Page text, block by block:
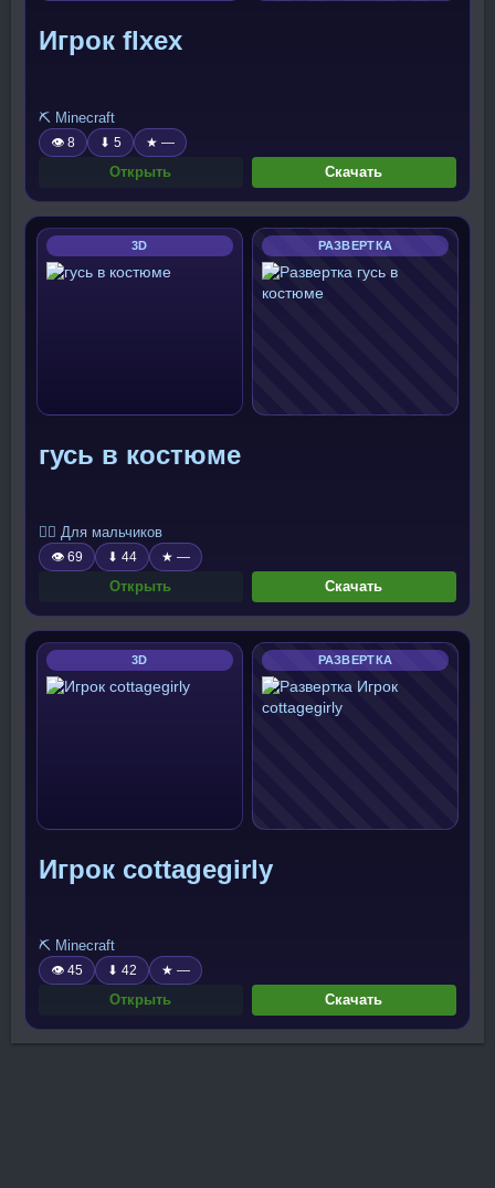
Игрок flxex
⛏️ Minecraft
👁 8 ⬇ 5 ★ —
Открыть Скачать
3D РАЗВЕРТКА
гусь в костюме
🧍‍♂️ Для мальчиков
👁 69 ⬇ 44 ★ —
Открыть Скачать
3D РАЗВЕРТКА
Игрок cottagegirly
⛏️ Minecraft
👁 45 ⬇ 42 ★ —
Открыть Скачать